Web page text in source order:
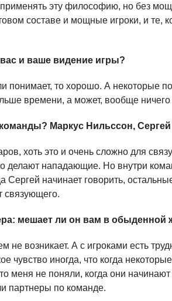
эту философию, но без
составе и мощные игроки, и те,
и ваше видение игры?
понимает, то хорошо. А некоторые
времени, а может, вообще ничего
Маркус Нильссон, Сергей
хоть это и очень сложно для
делают нападающие. Но внутри
Сергей начинает говорить,
связующего.
мешает ли он вам в обыденной
возникает. А с игроками есть
чувство иногда, что когда
меня не поняли, когда они
партнеры по команде.